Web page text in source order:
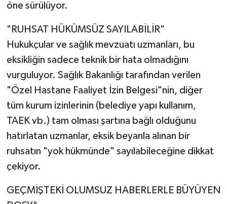
öne sürülüyor.
"RUHSAT HÜKÜMSÜZ SAYILABİLİR"
Hukukçular ve sağlık mevzuatı uzmanları, bu
eksikliğin sadece teknik bir hata olmadığını
vurguluyor. Sağlık Bakanlığı tarafından verilen
"Özel Hastane Faaliyet İzin Belgesi"nin, diğer
tüm kurum izinlerinin (belediye yapı kullanım,
TAEK vb.) tam olması şartına bağlı olduğunu
hatırlatan uzmanlar, eksik beyanla alınan bir
ruhsatın "yok hükmünde" sayılabileceğine dikkat
çekiyor.
GEÇMİŞTEKİ OLUMSUZ HABERLERLE BÜYÜYEN